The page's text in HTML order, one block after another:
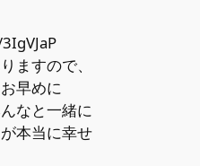
ますので、
早めに
なと一緒に
本当に幸せ